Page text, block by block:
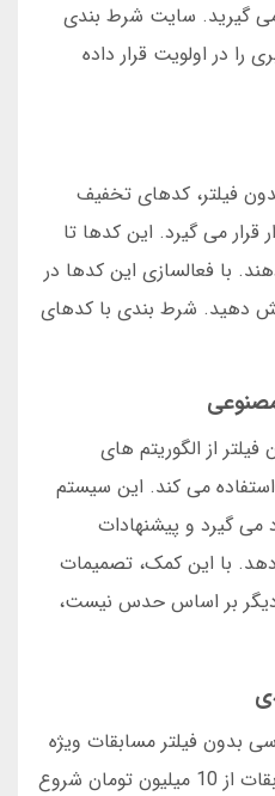
می گیرید. سایت شرط بندی
را در اولویت قرار داده
فیلتر، کدهای تخفیف
قرار می گیرد. این کدها تا
با فعالسازی این کدها در
دهید. شرط بندی با کدهای
از الگوریتم های
می کند. این سیستم
می گیرد و پیشنهادات
با این کمک، تصمیمات
بر اساس حدس نیست،
بدون فیلتر مسابقات ویژه
برگزار می کند. جوایز این مسابقات از 10 میلیون تومان شروع